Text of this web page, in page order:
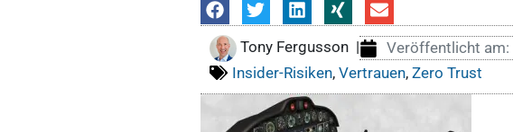
Tony Fergusson | Veröffentlicht am:
Insider-Risiken, Vertrauen, Zero Trust